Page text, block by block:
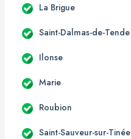
La Brigue
Saint-Dalmas-de-Tende
Ilonse
Marie
Roubion
Saint-Sauveur-sur-Tinée